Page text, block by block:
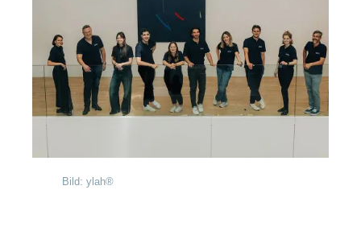
Bild: ylah®